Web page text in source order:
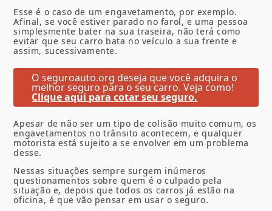
Esse é o caso de um engavetamento, por exemplo.
Afinal, se você estiver parado no farol, e uma pessoa
simplesmente bater na sua traseira, não terá como
evitar que seu carro bata no veículo a sua frente e
assim, sucessivamente.
O seguroauto.org deseja que você adquira o
melhor seguro para o seu carro. Veja como!
Clique aqui para cotar seu seguro.
Apesar de não ser um tipo de colisão muito comum, os
engavetamentos no trânsito acontecem, e qualquer
motorista está sujeito a se envolver em um problema
desse.
Nessas situações sempre surgem inúmeros
questionamentos sobre quem é o culpado pela
situação e, depois que todos os carros já estão na
oficina, é que vão pensar em usar o seguro.